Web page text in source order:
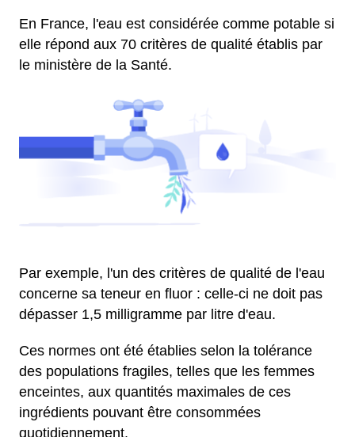
En France, l'eau est considérée comme potable si
elle répond aux 70 critères de qualité établis par
le ministère de la Santé.
Par exemple, l'un des critères de qualité de l'eau
concerne sa teneur en fluor : celle-ci ne doit pas
dépasser 1,5 milligramme par litre d'eau.
Ces normes ont été établies selon la tolérance
des populations fragiles, telles que les femmes
enceintes, aux quantités maximales de ces
ingrédients pouvant être consommées
quotidiennement.